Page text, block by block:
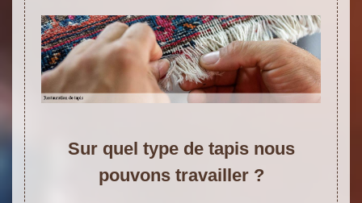
Sur quel type de tapis nous
pouvons travailler ?